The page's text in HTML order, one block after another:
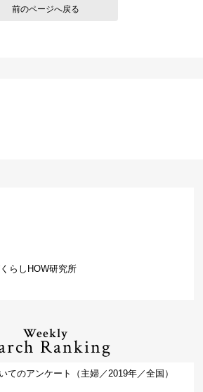
前のページへ戻る
らしHOW研究所
Weekly
Ranking
てのアンケート（主婦／2019年／全国）